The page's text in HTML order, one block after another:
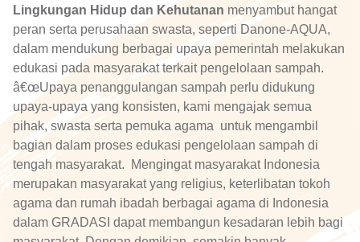
Lingkungan Hidup dan Kehutanan menyambut hangat
peran serta perusahaan swasta, seperti Danone-AQUA,
dalam mendukung berbagai upaya pemerintah melakukan
edukasi pada masyarakat terkait pengelolaan sampah.
â€œUpaya penanggulangan sampah perlu didukung
upaya-upaya yang konsisten, kami mengajak semua
pihak, swasta serta pemuka agama untuk mengambil
bagian dalam proses edukasi pengelolaan sampah di
tengah masyarakat. Mengingat masyarakat Indonesia
merupakan masyarakat yang religius, keterlibatan tokoh
agama dan rumah ibadah berbagai agama di Indonesia
dalam GRADASI dapat membangun kesadaran lebih bagi